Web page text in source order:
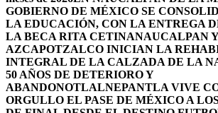
GOBIERNO DE MÉXICO SE
LA EDUCACIÓN, CON LA ENTREGA
LA BECA RITA CETINANAUCALPAN Y
AZCAPOTZALCO INICIAN LA
INTEGRAL DE LA CALZADA DE LA
50 AÑOS DE DETERIORO Y
ABANDONOTLALNEPANTLA VIVE
ORGULLO EL PASE DE MÉXICO A